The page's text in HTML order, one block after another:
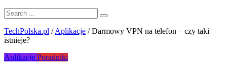
TechPolska.pl /Aplikacje /Darmowy VPN na telefon – czy taki
istnieje?
Aplikacje Poradniki